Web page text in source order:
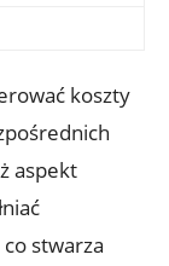
koszty
aspekt
stwarza